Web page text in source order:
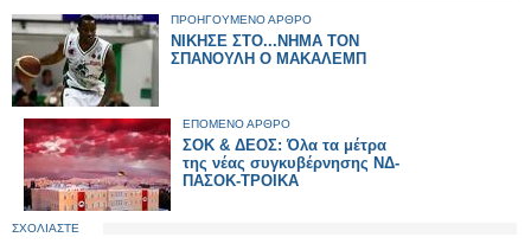
ΠΡΟΗΓΟΥΜΕΝΟ ΑΡΘΡΟ
ΝΙΚΗΣΕ ΣΤΟ...ΝΗΜΑ ΤΟΝ
ΣΠΑΝΟΥΛΗ Ο ΜΑΚΑΛΕΜΠ
ΕΠΟΜΕΝΟ ΑΡΘΡΟ
ΣΟΚ & ΔΕΟΣ: Όλα τα μέτρα
της νέας συγκυβέρνησης ΝΔ-
ΠΑΣΟΚ-ΤΡΟΙΚΑ
ΣΧΟΛΙΑΣΤΕ